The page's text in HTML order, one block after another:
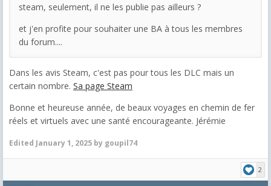
steam, seulement, il ne les publie pas ailleurs ?
et j'en profite pour souhaiter une BA à tous les membres
du forum....
Dans les avis Steam, c'est pas pour tous les DLC mais un
certain nombre. Sa page Steam
Bonne et heureuse année, de beaux voyages en chemin de fer
réels et virtuels avec une santé encourageante. Jérémie
Edited January 1, 2025 by goupil74
2